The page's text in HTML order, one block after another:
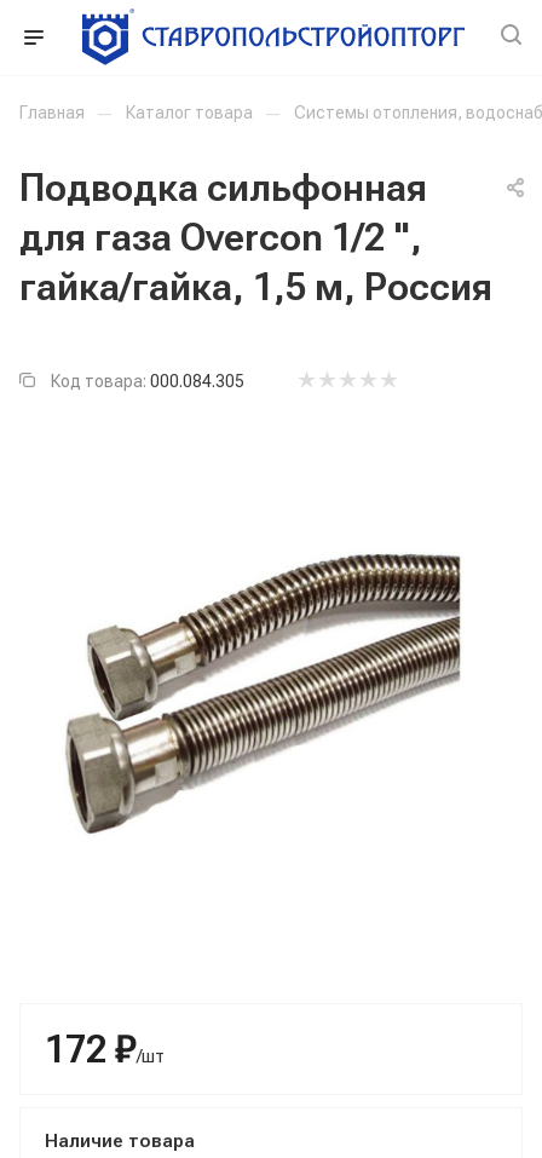
Главная — Каталог товара — Системы отопления,
Подводка сильфонная
для газа Overcon 1/2 '',
гайка/гайка, 1,5 м, Россия
Код товара: 000.084.305
172 ₽/шт
Наличие товара